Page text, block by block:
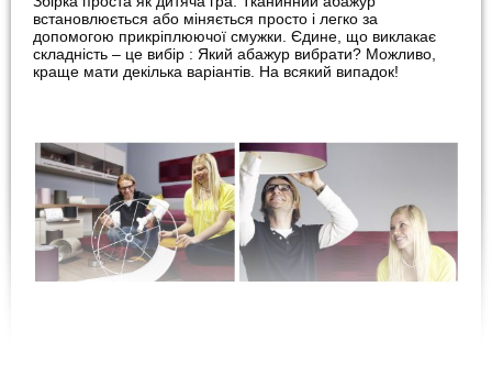
встановлюється або міняється просто і легко за
допомогою прикріплюючої смужки. Єдине, що виклакає
складність – це вибір : Який абажур вибрати? Можливо,
краще мати декілька варіантів. На всякий випадок!